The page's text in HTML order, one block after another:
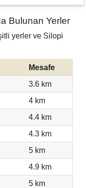
Bulunan Yerler
yerler ve Silopi
Mesafe
3.6 km
4 km
4.4 km
4.3 km
5 km
4.9 km
5 km